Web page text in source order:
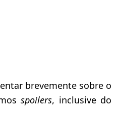
brevemente sobre o
spoilers, inclusive do